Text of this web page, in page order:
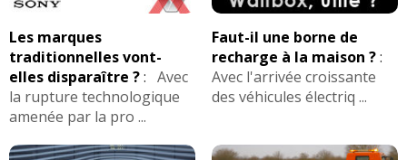
Les marques
traditionnelles vont-
elles disparaître ?: Avec
la rupture technologique
amenée par la pro ...
Faut-il une borne de
recharge à la maison ?:
Avec l'arrivée croissante
des véhicules électriq ...